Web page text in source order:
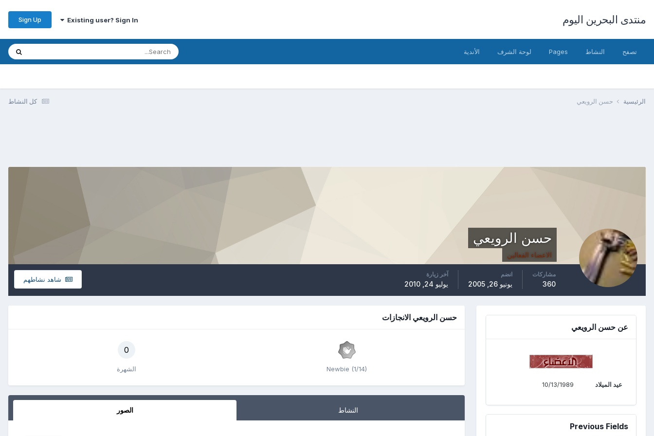
منتدى البحرين اليوم Existing user? Sign In
Sign Up
تصفح النشاط Pages لوحة الشرف الأندية
كل النشاط الرئيسية حسن الرويعي
حسن الرويعي
الاعضاء الفعالين
شاهد نشاطهم
مشاركات
360
انضم
يونيو 26, 2005
آخر زيارة
يوليو 24, 2010
عن حسن الرويعي
عيد الميلاد 10/13/1989
Previous Fields
حسن الرويعي الانجازات
Newbie (1/14)
0
الشهرة
النشاط الصور